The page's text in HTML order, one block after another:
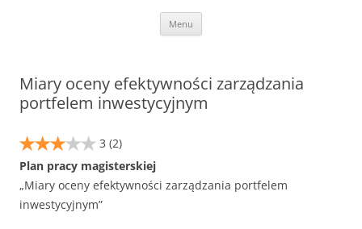
Menu
Miary oceny efektywności zarządzania
portfelem inwestycyjnym
3 (2)
Plan pracy magisterskiej
„Miary oceny efektywności zarządzania portfelem
inwestycyjnym”